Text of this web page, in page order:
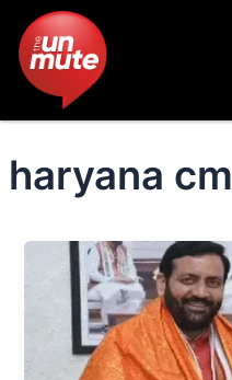
content
haryana cm